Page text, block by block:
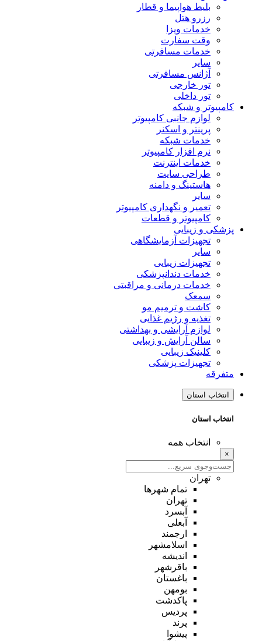
بلیط هواپیما و قطار
رزرو هتل
خدمات ویزا
وقت سفارت
خدمات مسافرتی
سایر
آژانس مسافرتی
تور خارجی
تور داخلی
کامپیوتر و شبکه
لوازم جانبی کامپیوتر
پرینتر و اسکنر
خدمات شبکه
نرم افزار کامپیوتر
خدمات اینترنت
طراحی سایت
هاستینگ و دامنه
سایر
تعمیر و نگهداری کامپیوتر
کامپیوتر و قطعات
پزشکی و زیبایی
تجهیزات آزمایشگاهی
سایر
تجهیزات زیبایی
خدمات دندانپزشکی
خدمات درمانی و مراقبتی
سمعک
کاشت و ترمیم مو
تغذیه و رژیم غذایی
لوازم آرایشی و بهداشتی
سالن آرایش و زیبایی
کلینیک زیبایی
تجهیزات پزشکی
متفرقه
انتخاب استان
انتخاب استان
انتخاب همه
×
تهران
تمام شهر‌ها
تهران
آبسرد
آبعلی
ارجمند
اسلامشهر
اندیشه
باقرشهر
باغستان
بومهن
پاکدشت
پردیس
پرند
پیشوا